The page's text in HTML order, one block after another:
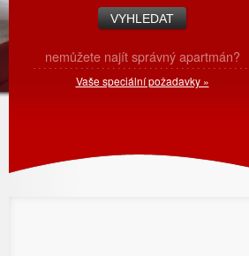
nemůžete najít správný apartmán?
Vaše speciální požadavky »